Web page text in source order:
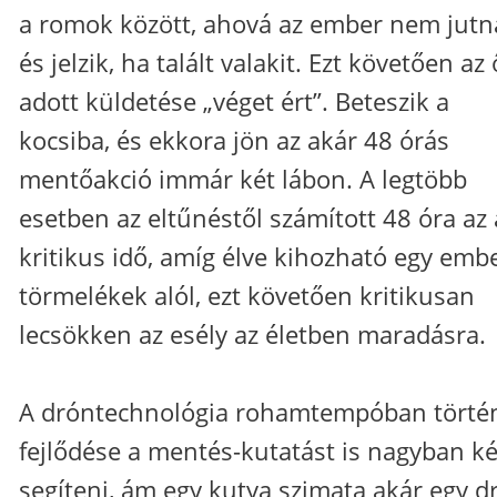
a romok között, ahová az ember nem
és jelzik, ha talált valakit. Ezt követően az
adott küldetése „véget ért”. Beteszik a
kocsiba, és ekkora jön az akár 48 órás
mentőakció immár két lábon. A legtöbb
esetben az eltűnéstől számított 48 óra az
kritikus idő, amíg élve kihozható egy
törmelékek alól, ezt követően kritikusan
lecsökken az esély az életben maradásra.
A dróntechnológia rohamtempóban
fejlődése a mentés-kutatást is nagyban
segíteni, ám egy kutya szimata akár egy